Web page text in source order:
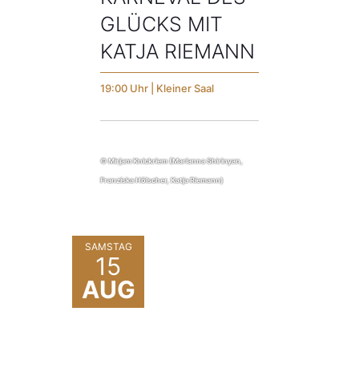
GLÜCKS MIT
KATJA RIEMANN
19:00 Uhr | Kleiner Saal
SAMSTAG
15
AUG
© Mirjam Knickriem (Marianna Shirinyan,
Franziska Hölscher, Katja Riemann)